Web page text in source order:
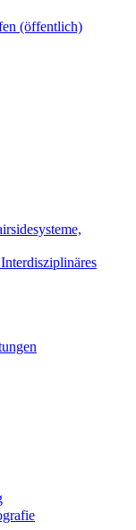
(öffentlich)